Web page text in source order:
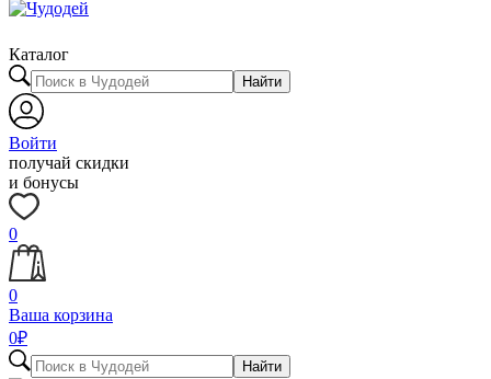
Каталог
Найти
Войти
получай скидки
и бонусы
0
0
Ваша корзина
0₽
Найти